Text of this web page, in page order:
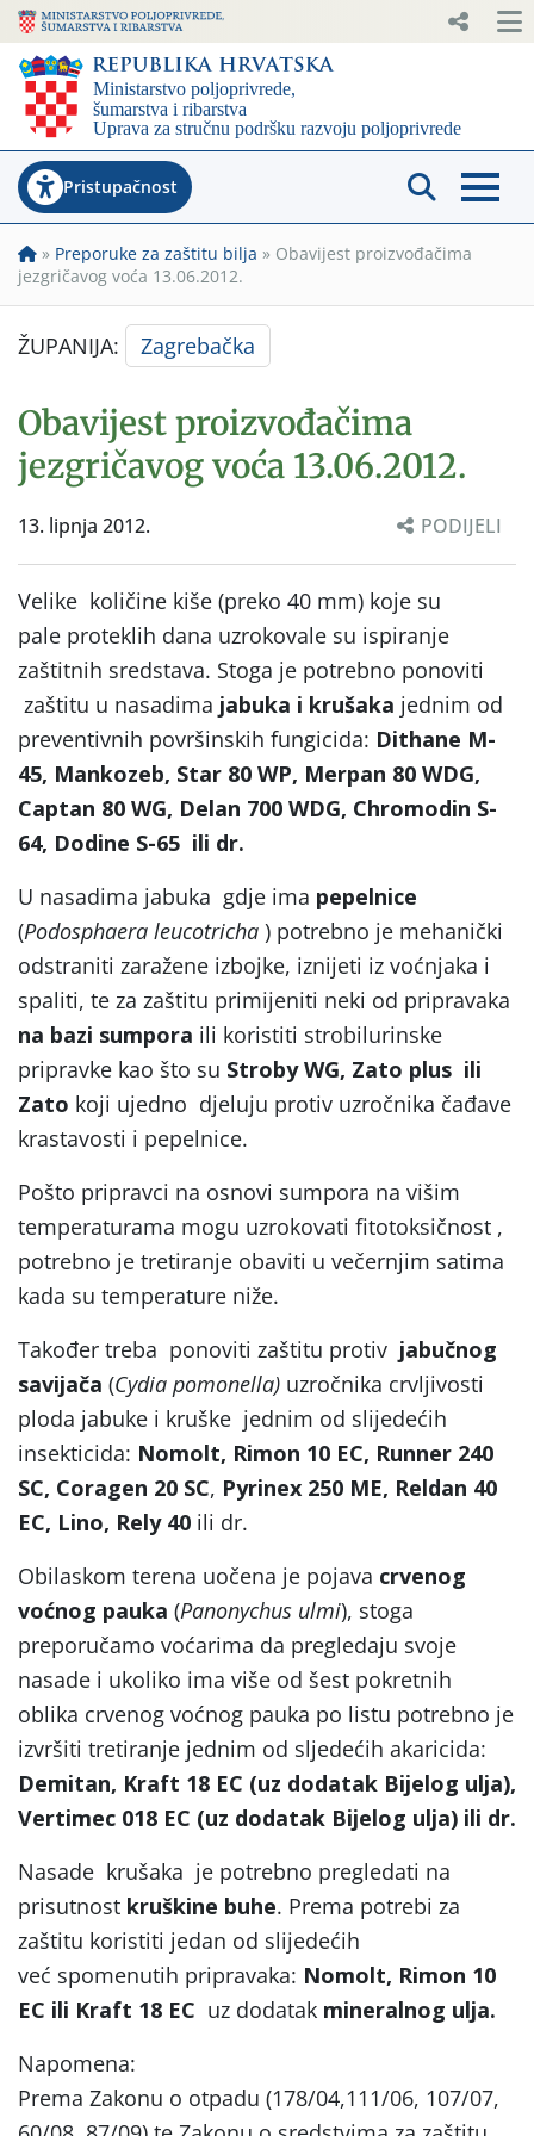
Pristupačnost
» Preporuke za zaštitu bilja » Obavijest proizvođačima
jezgričavog voća 13.06.2012.
ŽUPANIJA: Zagrebačka
Obavijest proizvođačima
jezgričavog voća 13.06.2012.
13. lipnja 2012. PODIJELI
Velike količine kiše (preko 40 mm) koje su
pale proteklih dana uzrokovale su ispiranje
zaštitnih sredstava. Stoga je potrebno ponoviti
zaštitu u nasadima jabuka i krušaka jednim od
preventivnih površinskih fungicida: Dithane M-
45, Mankozeb, Star 80 WP, Merpan 80 WDG,
Captan 80 WG, Delan 700 WDG, Chromodin S-
64, Dodine S-65 ili dr.
U nasadima jabuka gdje ima pepelnice
(Podosphaera leucotricha ) potrebno je mehanički
odstraniti zaražene izbojke, iznijeti iz voćnjaka i
spaliti, te za zaštitu primijeniti neki od pripravaka
na bazi sumpora ili koristiti strobilurinske
pripravke kao što su Stroby WG, Zato plus ili
Zato koji ujedno djeluju protiv uzročnika čađave
krastavosti i pepelnice.
Pošto pripravci na osnovi sumpora na višim
temperaturama mogu uzrokovati fitotoksičnost ,
potrebno je tretiranje obaviti u večernjim satima
kada su temperature niže.
Također treba ponoviti zaštitu protiv jabučnog
savijača (Cydia pomonella) uzročnika crvljivosti
ploda jabuke i kruške jednim od slijedećih
insekticida: Nomolt, Rimon 10 EC, Runner 240
SC, Coragen 20 SC, Pyrinex 250 ME, Reldan 40
EC, Lino, Rely 40 ili dr.
Obilaskom terena uočena je pojava crvenog
voćnog pauka (Panonychus ulmi), stoga
preporučamo voćarima da pregledaju svoje
nasade i ukoliko ima više od šest pokretnih
oblika crvenog voćnog pauka po listu potrebno je
izvršiti tretiranje jednim od sljedećih akaricida:
Demitan, Kraft 18 EC (uz dodatak Bijelog ulja),
Vertimec 018 EC (uz dodatak Bijelog ulja) ili dr.
Nasade krušaka je potrebno pregledati na
prisutnost kruškine buhe. Prema potrebi za
zaštitu koristiti jedan od slijedećih
već spomenutih pripravaka: Nomolt, Rimon 10
EC ili Kraft 18 EC uz dodatak mineralnog ulja.
Napomena:
Prema Zakonu o otpadu (178/04,111/06, 107/07,